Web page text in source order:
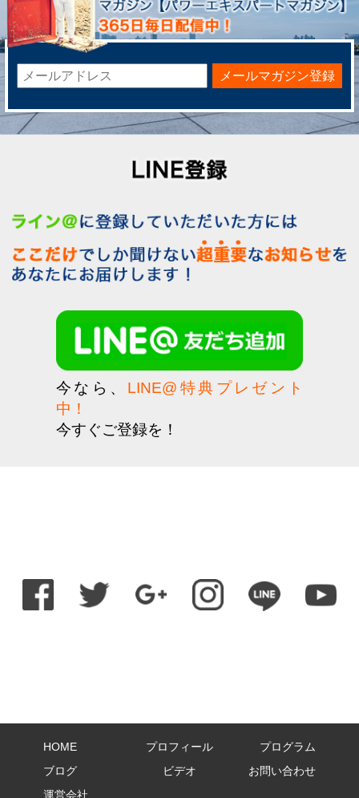
メールマガジン登録
今なら、 LINE@特典プレゼント
中！
今すぐご登録を！
HOME プロフィール
プログラム
ブログ
ビデオ
お問い合わせ
運営会社